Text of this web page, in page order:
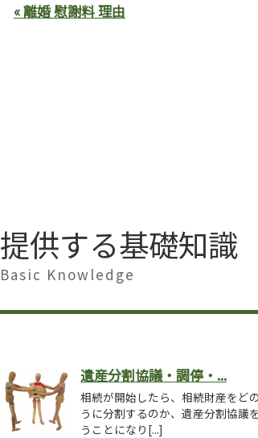
« 離婚 慰謝料 理由
提供する基礎知識
Basic Knowledge
遺産分割協議・調停・...
相続が開始したら、相続財産をど
うに分割するのか、遺産分割協議
うことになり[...]